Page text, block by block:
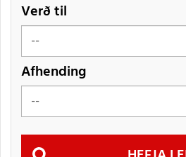
Verð til
Afhending